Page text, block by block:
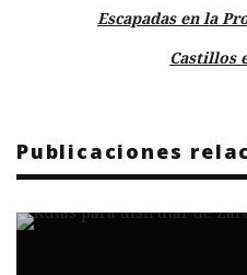
Escapadas en la
Castillos
Publicaciones